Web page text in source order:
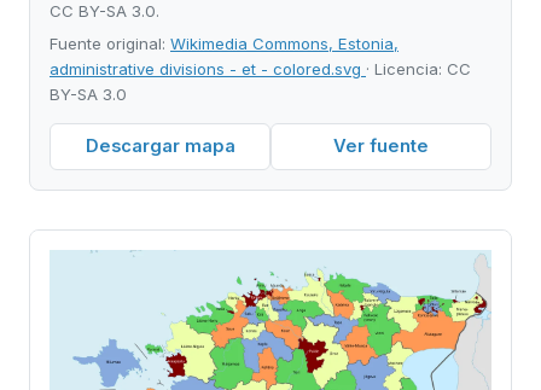
CC BY-SA 3.0.
Fuente original: Wikimedia Commons, Estonia,
administrative divisions - et - colored.svg · Licencia: CC
BY-SA 3.0
Descargar mapa Ver fuente